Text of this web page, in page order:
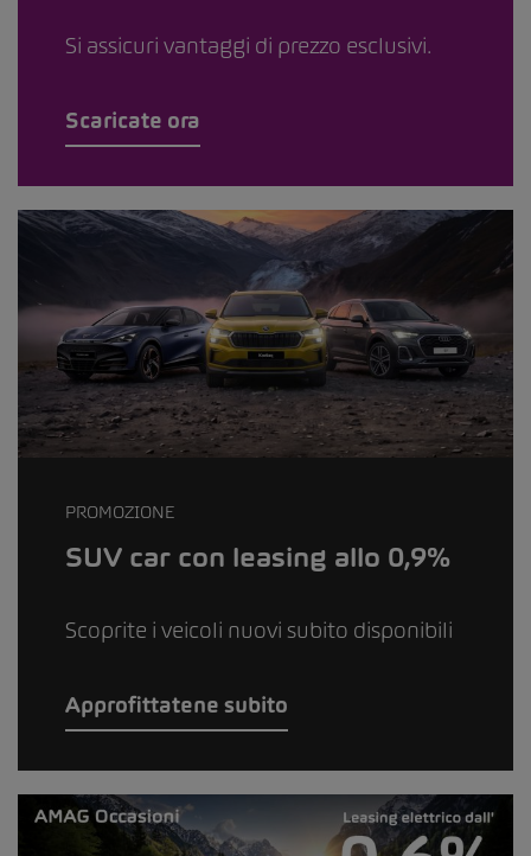
Si assicuri vantaggi di prezzo esclusivi.
Scaricate ora
PROMOZIONE
SUV car con leasing allo 0,9%
Scoprite i veicoli nuovi subito disponibili
Approfittatene subito